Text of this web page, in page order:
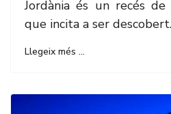
Jordània és un recés
que incita a ser descobert.
Llegeix més …